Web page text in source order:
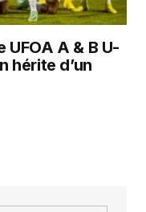
A & B U-
hérite d’un